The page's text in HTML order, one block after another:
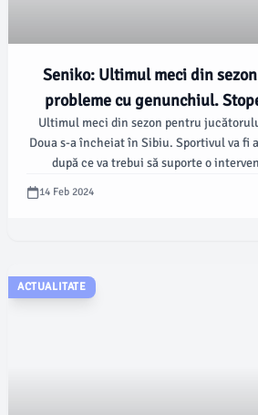
Seniko: Ultimul meci din
probleme cu genunchiul.
întorc mai puternici. Fanii
Ultimul meci din sezon pentru
Doua s-a încheiat în Sibiu. Sportivul va fi
după ce va trebui să suporte o
14 Feb 2024
ACTUALITATE